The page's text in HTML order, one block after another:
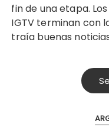
fin de una etapa.
IGTV terminan con
traía buenas